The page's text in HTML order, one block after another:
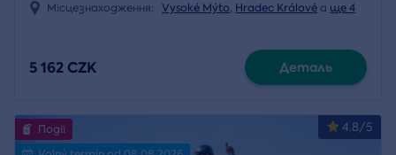
Місцезнаходження: Vysoké Mýto, Hradec Králové a ще 4
5 162 CZK Деталь
4.8/5
Події